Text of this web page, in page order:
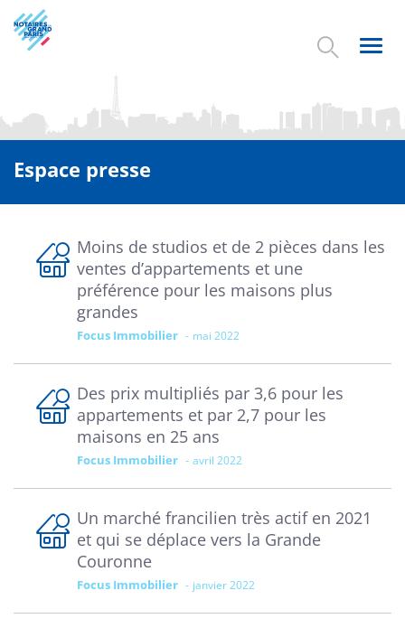
Aller
au
contenu
Espace presse
Moins de studios et de 2 pièces dans les
ventes d’appartements et une
préférence pour les maisons plus
grandes
Focus Immobilier mai 2022
Des prix multipliés par 3,6 pour les
appartements et par 2,7 pour les
maisons en 25 ans
Focus Immobilier avril 2022
Un marché francilien très actif en 2021
et qui se déplace vers la Grande
Couronne
Focus Immobilier janvier 2022